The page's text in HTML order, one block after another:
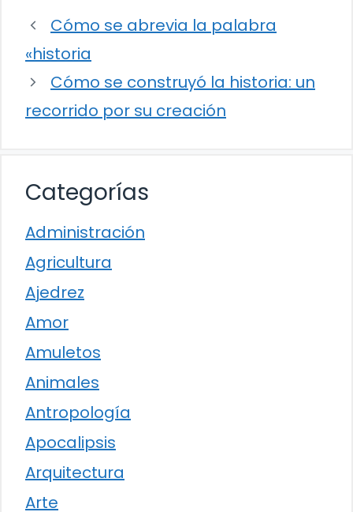
Cómo se abrevia la palabra
«historia
Cómo se construyó la historia: un
recorrido por su creación
Categorías
Administración
Agricultura
Ajedrez
Amor
Amuletos
Animales
Antropología
Apocalipsis
Arquitectura
Arte